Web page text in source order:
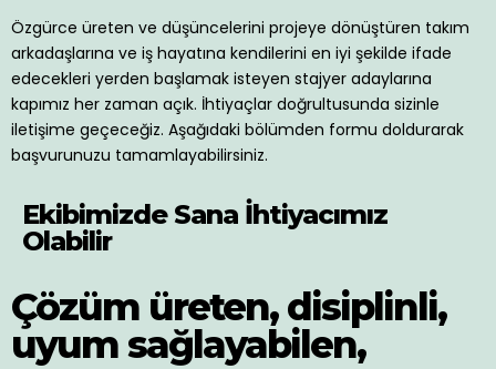
Özgürce üreten ve düşüncelerini projeye dönüştüren takım
arkadaşlarına ve iş hayatına kendilerini en iyi şekilde ifade
edecekleri yerden başlamak isteyen stajyer adaylarına
kapımız her zaman açık. İhtiyaçlar doğrultusunda sizinle
iletişime geçeceğiz. Aşağıdaki bölümden formu doldurarak
başvurunuzu tamamlayabilirsiniz.
Ekibimizde Sana İhtiyacımız
Olabilir
Çözüm üreten, disiplinli,
uyum sağlayabilen,